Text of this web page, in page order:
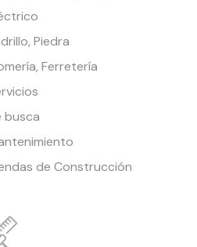
Piedra
Ferretería
busca
de Construcción